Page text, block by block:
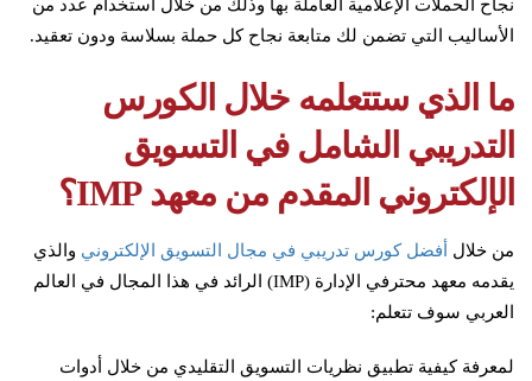
نجاح الحملات الإعلامية العاملة بها وذلك من خلال استخدام عدد من
الأساليب التي تضمن لك متابعة نجاح كل حملة بسلاسة ودون تعقيد.
ما الذي ستتعلمه خلال الكورس
التدريبي الشامل في التسويق
الإلكتروني المقدم من معهد IMP؟
من خلال أفضل كورس تدريبي في مجال التسويق الإلكتروني والذي
يقدمه معهد محترفي الإدارة (IMP) الرائد في هذا المجال في العالم
العربي سوف تتعلم:
لمعرفة كيفية تطبيق نظريات التسويق التقليدي من خلال أدوات